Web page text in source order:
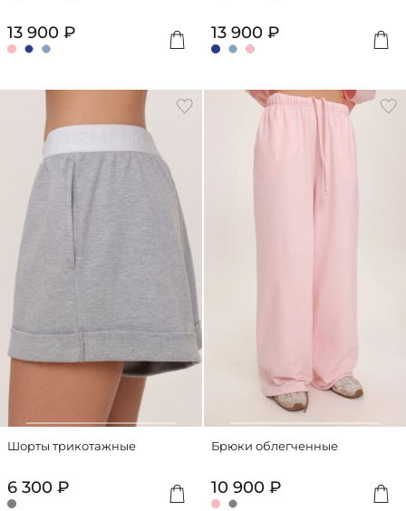
13 900 ₽ 13 900 ₽
Шорты трикотажные
6 300 ₽
Брюки облегченные
10 900 ₽